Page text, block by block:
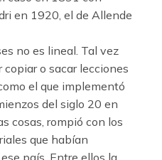
en 1920, el de Allende
no es lineal. Tal vez
o sacar lecciones
el que implementó
del siglo 20 en
cosas, rompió con los
que habían
país. Entre ellos la